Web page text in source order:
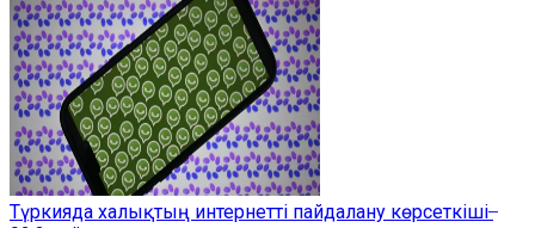
Түркияда халықтың интернетті пайдалану көрсеткіші ̶